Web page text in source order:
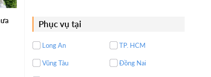
Phục vụ tại
Long An TP. HCM
Vũng Tàu Đồng Nai